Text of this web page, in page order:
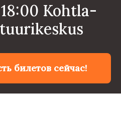
Kohtla-
билетов сейчас!